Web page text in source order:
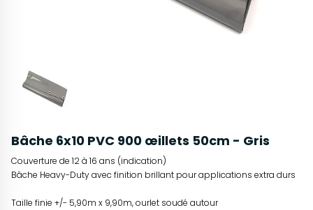
Bâche 6x10 PVC 900 œillets 50cm - Gris
Couverture de 12 à 16 ans (indication)
Bâche Heavy-Duty avec finition brillant pour applications extra durs
Taille finie +/- 5,90m x 9,90m, ourlet soudé autour